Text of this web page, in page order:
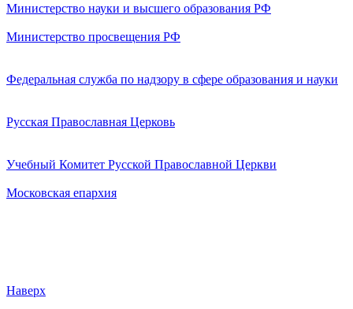
Министерство науки и высшего образования РФ
Министерство просвещения РФ
Федеральная служба по надзору в сфере образования и науки
Русская Православная Церковь
Учебный Комитет Русской Православной Церкви
Московская епархия
Наверх